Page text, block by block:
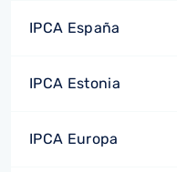
IPCA España
IPCA Estonia
IPCA Europa